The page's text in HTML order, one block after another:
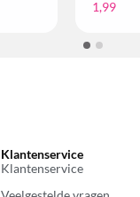
Klantenservice
Klantenservice